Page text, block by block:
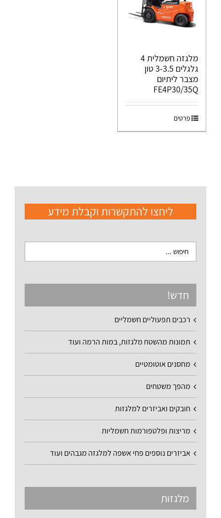
מלגזה חשמלית 4
גלגלים 3-3.5 טון
מצבר ליתיום
FE4P30/35Q
פרטים
ליחצו להתקשרות וקבלת מידע
חדש!
רכבים תפעוליים חשמליים
תמונות מהשטח מלגזות, במות הרמה ועוד
מחסנים אוטומטיים
מהפך משטחים
חובקים ואביזרים למלגזות
מריצות ופלטפורמות חשמליות
אביזרים נוספים פחי אשפה למלגזה מגבהים ועוד
מלגזות